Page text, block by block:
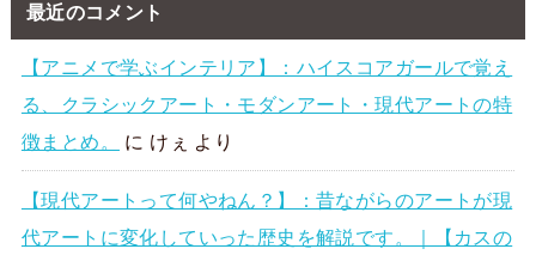
最近のコメント
【アニメで学ぶインテリア】：ハイスコアガールで覚え
る、クラシックアート・モダンアート・現代アートの特
徴まとめ。
に けぇ より
【現代アートって何やねん？】：昔ながらのアートが現
代アートに変化していった歴史を解説です。｜【カスの